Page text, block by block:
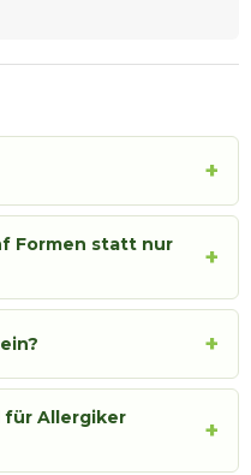
+
Formen statt nur
+
+
für Allergiker
+